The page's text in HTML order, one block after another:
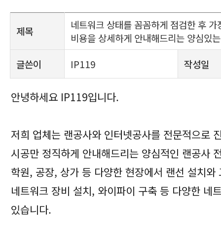
제목
네트워크 상태를 꼼꼼하게 점검한 후
비용을 상세하게 안내해드리는 양심있
글쓴이
IP119 작성일
안녕하세요 IP119입니다.
저희 업체는 랜공사와 인터넷공사를 전문적으로
시공만 정직하게 안내해드리는 양심적인 랜공사
학원, 공장, 상가 등 다양한 현장에서 랜선 설치
네트워크 장비 설치, 와이파이 구축 등 다양한 네
있습니다.